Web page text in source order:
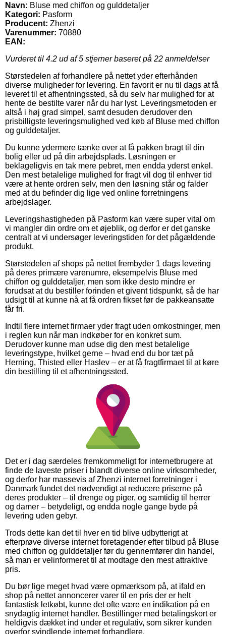
Navn: Bluse med chiffon og gulddetaljer
Kategori: Pasform
Producent: Zhenzi
Varenummer: 70880
EAN:
Vurderet til 4.2 ud af 5 stjerner baseret på 22 anmeldelser
Størstedelen af forhandlere på nettet yder efterhånden
diverse muligheder for levering. En favorit er nu til dags at få
leveret til et afhentningssted, så du selv har mulighed for at
hente de bestilte varer når du har lyst. Leveringsmetoden er
altså i høj grad simpel, samt desuden derudover den
prisbilligste leveringsmulighed ved køb af Bluse med chiffon
og gulddetaljer.
Du kunne ydermere tænke over at få pakken bragt til din
bolig eller ud på din arbejdsplads. Løsningen er
beklageligvis en tak mere pebret, men endda yderst enkel.
Den mest betalelige mulighed for fragt vil dog til enhver tid
være at hente ordren selv, men den løsning står og falder
med at du befinder dig lige ved online forretningens
arbejdslager.
Leveringshastigheden på Pasform kan være super vital om
vi mangler din ordre om et øjeblik, og derfor er det ganske
centralt at vi undersøger leveringstiden for det pågældende
produkt.
Størstedelen af shops på nettet frembyder 1 dags levering
på deres primære varenumre, eksempelvis Bluse med
chiffon og gulddetaljer, men som ikke desto mindre er
forudsat at du bestiller forinden et givent tidspunkt, så de har
udsigt til at kunne nå at få ordren fikset før de pakkeansatte
får fri.
Indtil flere internet firmaer yder fragt uden omkostninger, men
i reglen kun når man indkøber for en konkret sum.
Derudover kunne man udse dig den mest betalelige
leveringstype, hvilket gerne – hvad end du bor tæt på
Herning, Thisted eller Haslev – er at få fragtfirmaet til at køre
din bestilling til et afhentningssted.
Det er i dag særdeles fremkommeligt for internetbrugere at
finde de laveste priser i blandt diverse online virksomheder,
og derfor har massevis af Zhenzi internet forretninger i
Danmark fundet det nødvendigt at reducere priserne på
deres produkter – til drenge og piger, og samtidig til herrer
og damer – betydeligt, og endda nogle gange byde på
levering uden gebyr.
Trods dette kan det til hver en tid blive udbytterigt at
efterprøve diverse internet foretagender efter tilbud på Bluse
med chiffon og gulddetaljer før du gennemfører din handel,
så man er velinformeret til at modtage den mest attraktive
pris.
Du bør lige meget hvad være opmærksom på, at ifald en
shop på nettet annoncerer varer til en pris der er helt
fantastisk letkøbt, kunne det ofte være en indikation på en
snydagtig internet handler. Bestillinger med betalingskort er
heldigvis dækket ind under et regulativ, som sikrer kunden
overfor svindlende internet forhandlere.